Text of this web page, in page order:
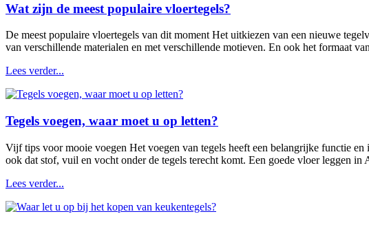
Wat zijn de meest populaire vloertegels?
De meest populaire vloertegels van dit moment Het uitkiezen van een nieuwe
van verschillende materialen en met verschillende motieven. En ook het formaat
Lees verder...
Tegels voegen, waar moet u op letten?
Vijf tips voor mooie voegen Het voegen van tegels heeft een belangrijke functie
ook dat stof, vuil en vocht onder de tegels terecht komt. Een goede vloer leggen in
Lees verder...